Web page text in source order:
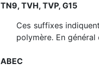
TN9, TVH, TVP, G15
Ces suffixes
polymère. En
ABEC